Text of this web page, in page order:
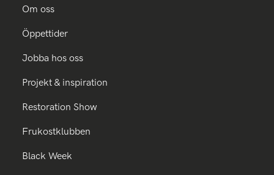
Om oss
Öppettider
Jobba hos oss
Projekt & inspiration
Restoration Show
Frukostklubben
Black Week